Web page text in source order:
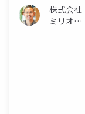
株式会社
ミリオン